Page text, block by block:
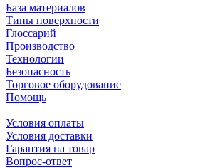
База материалов
Типы поверхности
Глоссарий
Производство
Технологии
Безопасность
Торговое оборудование
Помощь
Условия оплаты
Условия доставки
Гарантия на товар
Вопрос-ответ